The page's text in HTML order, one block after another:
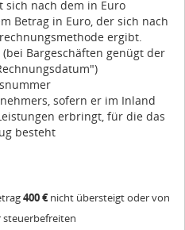
sich nach dem in Euro
Betrag in Euro, der sich nach
ergibt.
Bargeschäften genügt der
sofern er im Inland
erbringt, für die das
besteht
400 €nicht übersteigt oder von
steuerbefreiten